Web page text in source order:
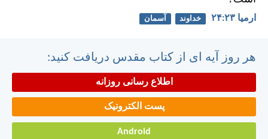
ارميا ۲۳:‏۲۴ خداوند آسمان
هر روز آیه ای از کتاب مقدس دریافت کنید:
اطلاع رسانی روزانه
پست الکترونیک
Android